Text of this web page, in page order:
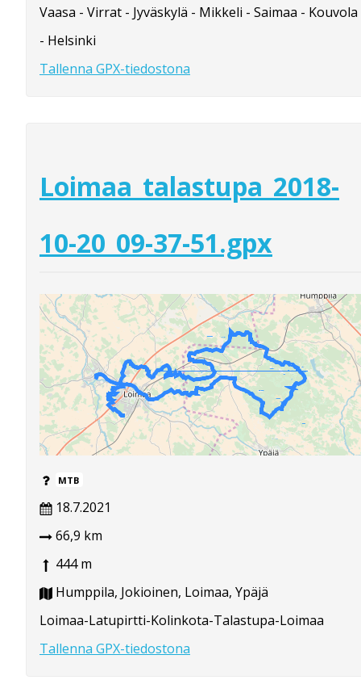
Vaasa - Virrat - Jyväskylä - Mikkeli - Saimaa - Kouvola
- Helsinki
Tallenna GPX-tiedostona
Loimaa_talastupa_2018-
10-20_09-37-51.gpx
MTB
18.7.2021
66,9 km
444 m
Humppila, Jokioinen, Loimaa, Ypäjä
Loimaa-Latupirtti-Kolinkota-Talastupa-Loimaa
Tallenna GPX-tiedostona